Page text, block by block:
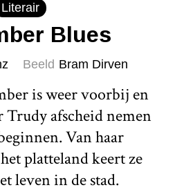
Literair
Blues
Beeld Bram Dirven
is weer voorbij en
Trudy afscheid nemen
Van haar
platteland keert ze
leven in de stad.